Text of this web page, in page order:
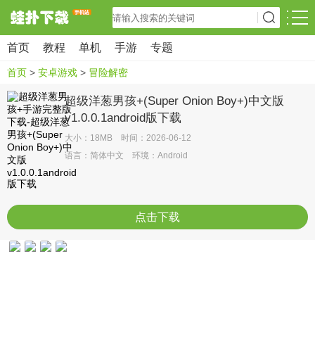
首页 教程 单机 手游 专题
首页 > 安卓游戏 > 冒险解密
超级洋葱男孩+(Super Onion Boy+)中文版
v1.0.0.1android版下载
大小：18MB 时间：2026-06-12
语言：简体中文 环境：Android
点击下载